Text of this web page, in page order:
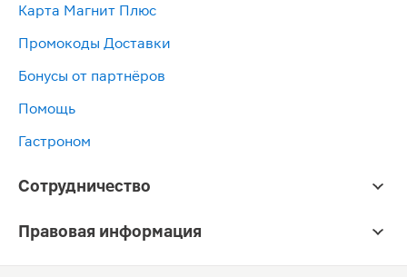
Карта Магнит Плюс
Промокоды Доставки
Бонусы от партнёров
Помощь
Гастроном
Сотрудничество
Правовая информация